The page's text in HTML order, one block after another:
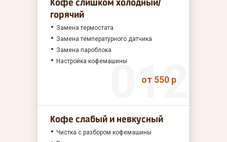
горячий
Замена термостата
Замена температурного датчика
Замена пароблока
Настройка кофемашины
от 550 р
Кофе слабый и невкусный
Чистка с разбором кофемашины